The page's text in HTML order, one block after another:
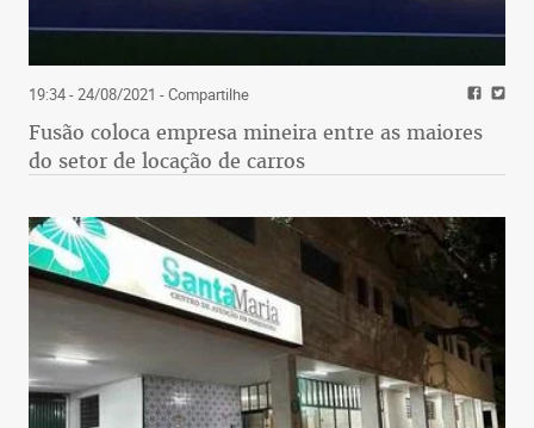
19:34 - 24/08/2021 - Compartilhe
Fusão coloca empresa mineira entre as maiores
do setor de locação de carros